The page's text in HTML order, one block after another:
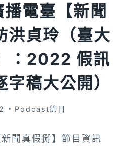
電臺【新聞
洪貞玲（臺大
：2022 假訊
稿大公開）
Podcast節目
聞真假掰】節目資訊